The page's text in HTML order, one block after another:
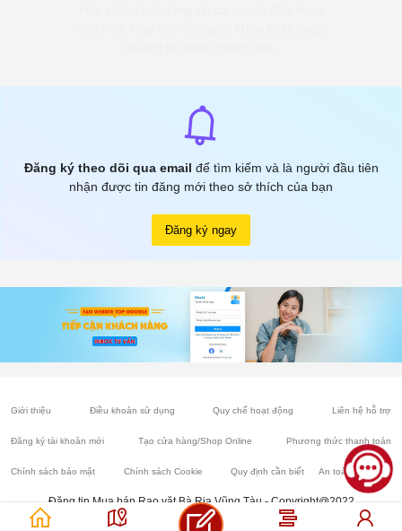
Đăng ký theo dõi qua email để tìm kiếm và là người đầu tiên
nhận được tin đăng mới theo sở thích của bạn
Đăng ký ngay
Giới thiệu Điều khoản sử dụng Quy chế hoạt động Liên hệ hỗ trợ
Đăng ký tài khoản mới Tạo cửa hàng/Shop Online Phương thức thanh toán
Chính sách bảo mật Chính sách Cookie Quy định cần biết An toàn mua bán
Đăng tin Mua bán Rao vặt Bà Rịa Vũng Tàu - Copyright@2022
Chợ Nhà đất Vũng Tàu, Bất động sản, Ô tô, Xe máy, Điện thoại, Nội thất, Cây